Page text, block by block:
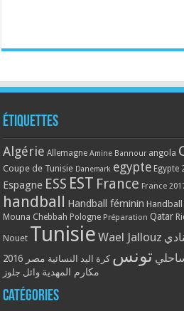
Étiquettes
Algérie Allemagne Amine Bannour angola
Coupe de Tunisie Danemark egypte Egypte
Espagne ESS EST France France
handball Handball féminin
Mouna Chebbah Pologne Préparation Qatar
Nouet Tunisie Wael Jallouz
تونس كرة اليد النسائية مصر 2016
مكارم المهدية وائل جلوز
Catégories